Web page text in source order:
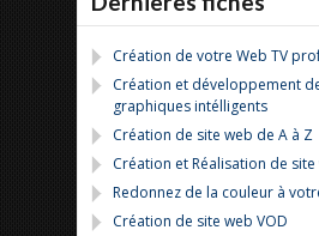
Création de votre Web TV
Création et développement
graphiques intélligents
Création de site web de A à Z
Création et Réalisation de site
Redonnez de la couleur à
Création de site web VOD